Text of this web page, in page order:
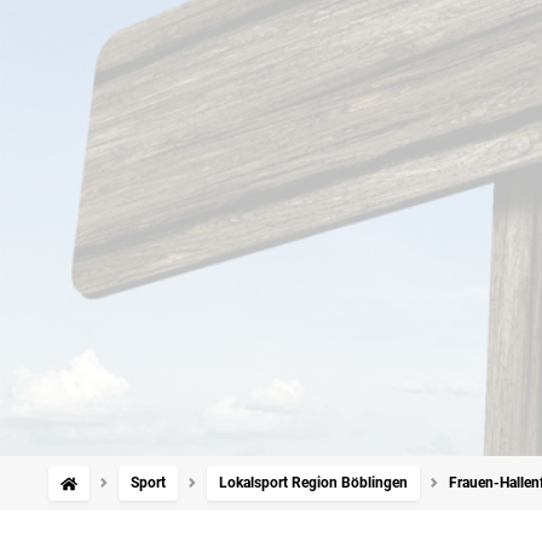
Sport Lokalsport Region Böblingen Frauen-